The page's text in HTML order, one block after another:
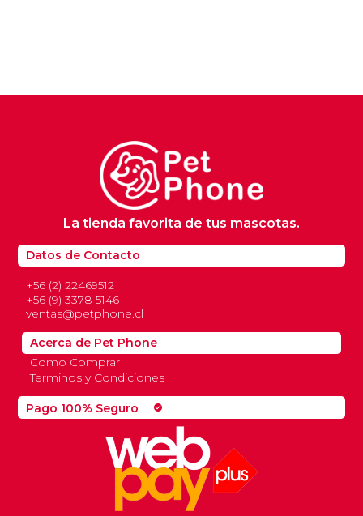
Pago 100% Seguro check_circle
Datos de Contacto
+56 (2) 22469512
+56 (9) 3378 5146
ventas@petphone.cl
La tienda favorita de tus mascotas.
Acerca de Pet Phone
Como Comprar
Terminos y Condiciones